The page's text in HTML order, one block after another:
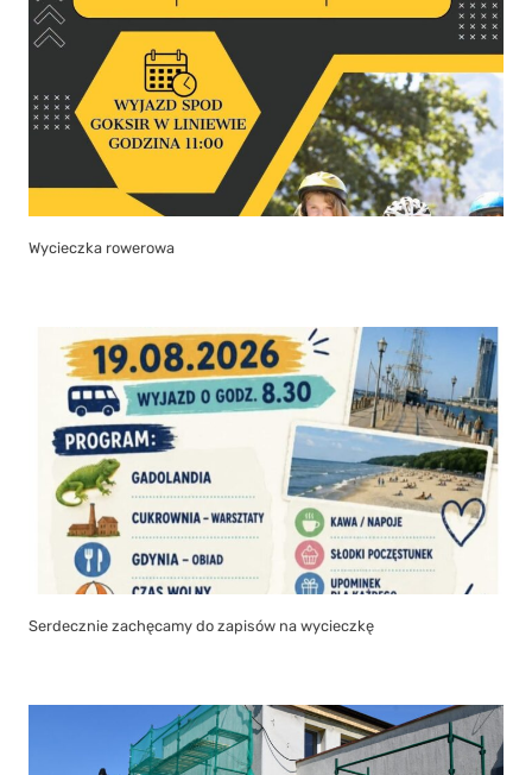
Wycieczka rowerowa
Serdecznie zachęcamy do zapisów na wycieczkę